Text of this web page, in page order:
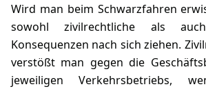
Wird man beim Schwarzfahren
sowohl zivilrechtliche als
Konsequenzen nach sich ziehen.
verstößt man gegen die
jeweiligen Verkehrsbetriebs,